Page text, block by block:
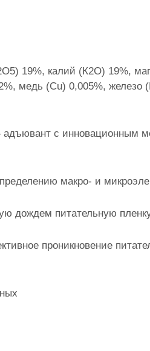
19%, калий (К2О) 19%,
медь (Cu) 0,005%,
адъювант с инновационным
макро- и
дождем питательную
проникновение